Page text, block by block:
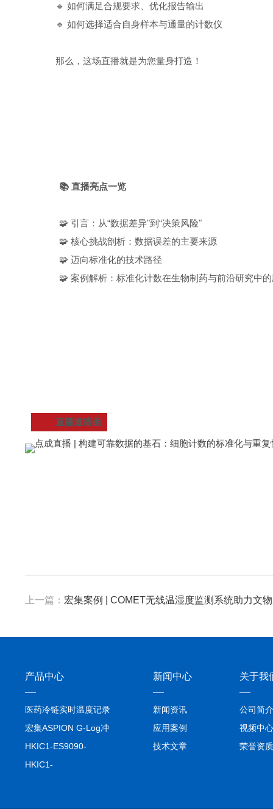
🔹 如何满足合规要求、优化报告输出
🔹 如何选择适合自身样本与通量的计数仪
那么，这场直播就是为您量身打造！
📚 直播亮点一览
🧩 引言：从“数据差异"到“决策风险"
🧩 核心挑战剖析：数据误差的主要来源
🧩 迈向标准化的技术路径
🧩 案例解析：标准化计数在生物制药与前沿研究中
直播邀请函
上一篇： 宏集案例 | COMET无线温湿度监测系统助力文
产品中心
医药冷链实时温度记录
仪TIVE Solo 5G
宏集ASPION G-Log冲
击记录仪
HKIC1-ES9090-
setA100/1000base-T1
HKIC1-
新闻中心
新闻资讯
应用案例
技术文章
关于我
公司简介
视频中心
荣誉资质